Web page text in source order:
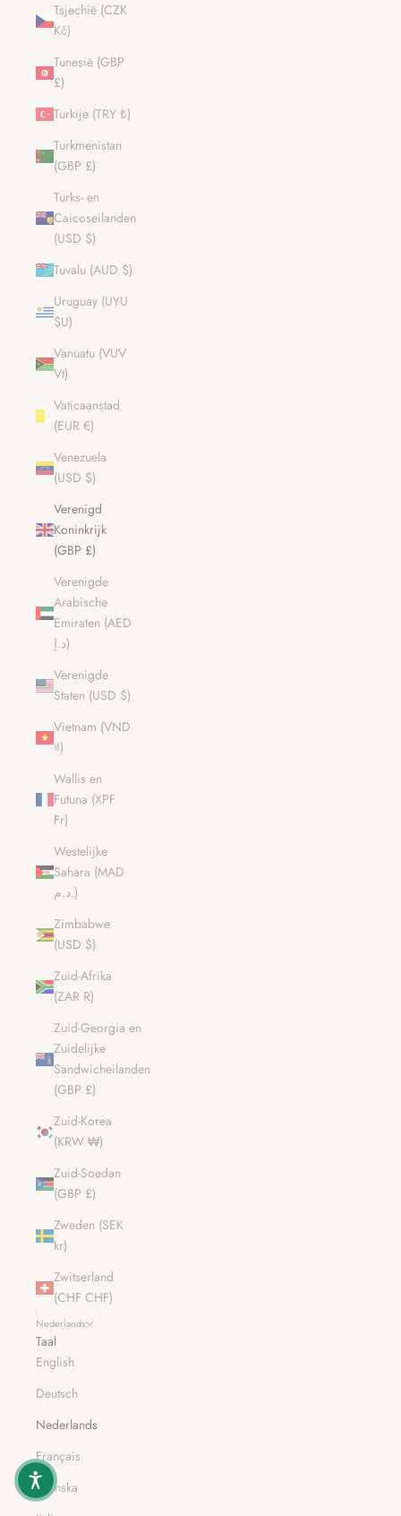
Tsjechië (CZK
Kč)
Tunesië (GBP
£)
Turkije (TRY ₺)
Turkmenistan
(GBP £)
Turks- en
Caicoseilanden
(USD $)
Tuvalu (AUD $)
Uruguay (UYU
$U)
Vanuatu (VUV
Vt)
Vaticaanstad
(EUR €)
Venezuela
(USD $)
Verenigd
Koninkrijk
(GBP £)
Verenigde
Arabische
Emiraten (AED
د.إ)
Verenigde
Staten (USD $)
Vietnam (VND
₫)
Wallis en
Futuna (XPF
Fr)
Westelijke
Sahara (MAD
د.م.)
Zimbabwe
(USD $)
Zuid-Afrika
(ZAR R)
Zuid-Georgia en
Zuidelijke
Sandwicheilanden
(GBP £)
Zuid-Korea
(KRW ₩)
Zuid-Soedan
(GBP £)
Zweden (SEK
kr)
Zwitserland
(CHF CHF)
Nederlands
Taal
English
Deutsch
Nederlands
Français
Svenska